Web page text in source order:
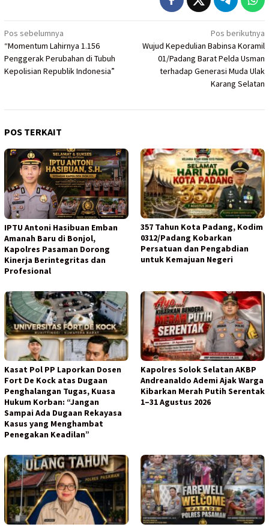
Navigasi
pos
Pos sebelumnya
“Momentum Lahirnya 1.156
Penggerak Perubahan di Tubuh
Kepolisian Republik Indonesia”
Pos berikutnya
Wujud Kepedulian Babinsa Koramil
01/Padang Barat Pelda Usman
terhadap Generasi Muda Ulak
Karang Selatan
POS TERKAIT
IPTU Antoni Hasibuan Emban
Amanah Baru di Bonjol,
Kapolres Pasaman Dorong
Kinerja Berintegritas dan
Profesional
357 Tahun Kota Padang, Kodim
0312/Padang Kobarkan
Persatuan dan Pengabdian
untuk Kemajuan Negeri
Kasat Pol PP Laporkan Dosen
Fort De Kock atas Dugaan
Penghalangan Tugas, Kuasa
Hukum Korban: “Jangan
Sampai Ada Dugaan Rekayasa
Kasus yang Menghambat
Penegakan Keadilan”
Kapolres Solok Selatan AKBP
Andreanaldo Ademi Ajak Warga
Kibarkan Merah Putih Serentak
1–31 Agustus 2026